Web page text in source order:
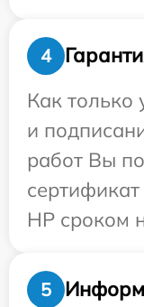
4
Как только
и
работ Вы
HP сроком
5